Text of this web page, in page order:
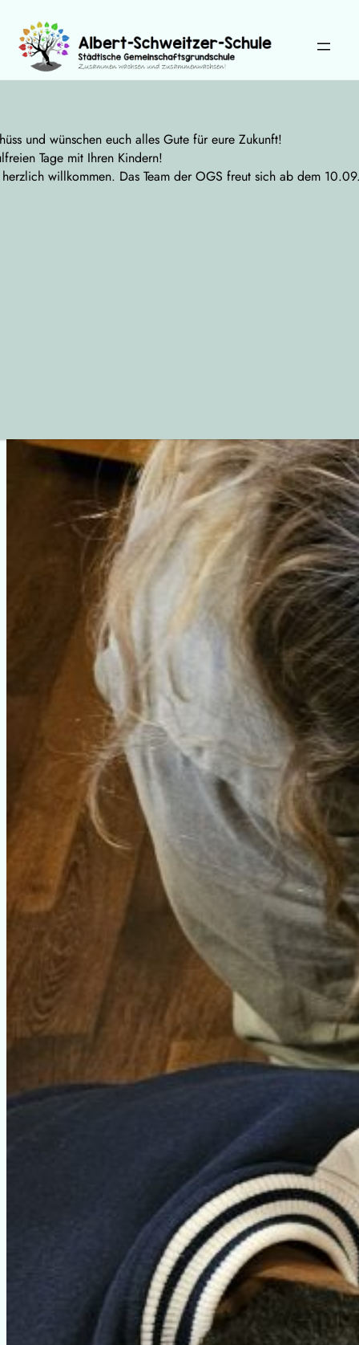
Inhalt
springen
und wünschen euch alles Gute für eure Zukunft!
Tage mit Ihren Kindern!
willkommen. Das Team der OGS freut sich ab dem